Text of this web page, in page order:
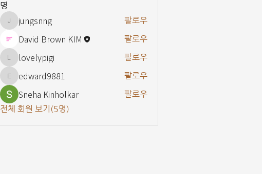
명
jungsnng
jungsnng 팔로우
David Brown KIM 팔로우
lovelypigi
lovelypigi 팔로우
edward9881
edward9881 팔로우
Sneha Kinholkar
팔로우
전체 회원 보기(5명)